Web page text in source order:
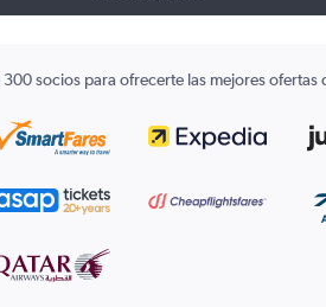
socios para ofrecerte las mejores ofertas